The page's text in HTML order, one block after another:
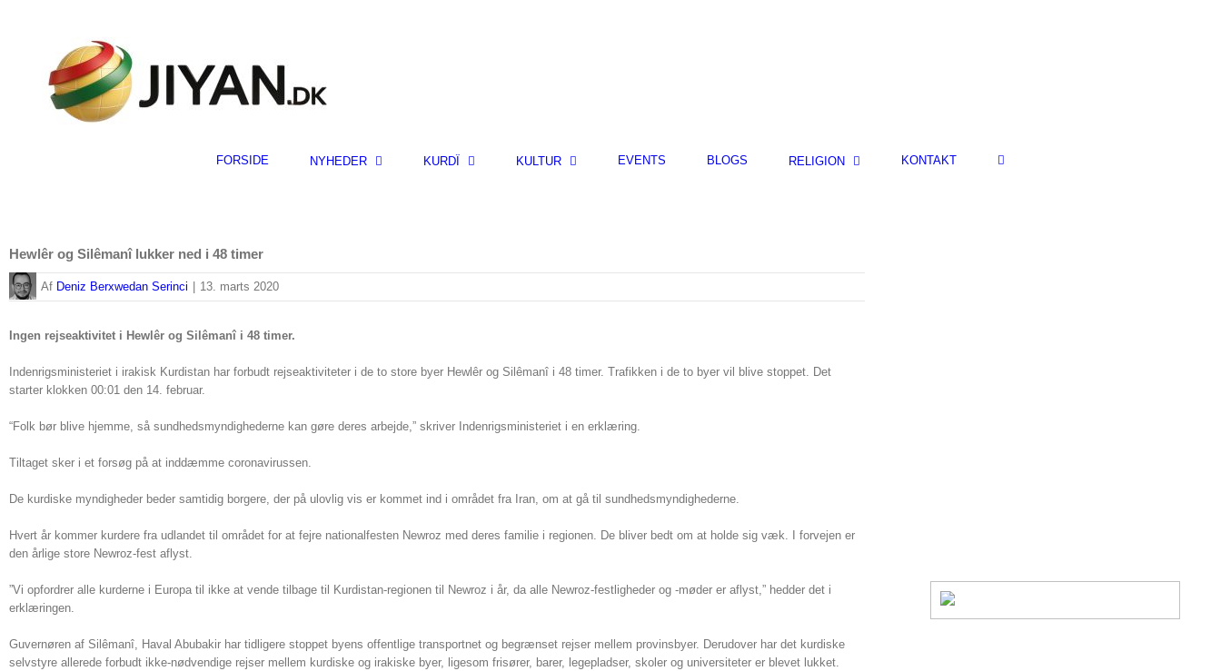
FORSIDE NYHEDER KURDÎ KULTUR EVENTS BLOGS RELIGION KONTAKT
Hewlêr og Silêmanî lukker ned i 48 timer
By Deniz Berxwedan Serinci 13. marts 2020
Ingen rejseaktivitet i Hewlêr og Silêmanî i 48 timer.
Indenrigsministeriet i irakisk Kurdistan har forbudt rejseaktiviteter i de to store byer Hewlêr og Silêmanî i 48 timer. Trafikken i de to byer vil blive stoppet. Det
starter klokken 00:01 den 14. februar.
“Folk bør blive hjemme, så sundhedsmyndighederne kan gøre deres arbejde,” skriver Indenrigsministeriet i en erklæring.
Tiltaget sker i et forsøg på at inddæmme coronavirussen.
De kurdiske myndigheder beder samtidig borgere, der på ulovlig vis er kommet ind i området fra Iran, om at gå til sundhedsmyndighederne.
Hvert år kommer kurdere fra udlandet til området for at fejre nationalfesten Newroz med deres familie i regionen. De bliver bedt om at holde sig væk. I forvejen er
den årlige store Newroz-fest aflyst.
”Vi opfordrer alle kurderne i Europa til ikke at vende tilbage til Kurdistan-regionen til Newroz i år, da alle Newroz-festligheder og -møder er aflyst,” hedder det i
erklæringen.
Guvernøren af Silêmanî, Haval Abubakir har tidligere stoppet byens offentlige transportnet og begrænset rejser mellem provinsbyer. Derudover har det kurdiske
selvstyre allerede forbudt ikke-nødvendige rejser mellem kurdiske og irakiske byer, ligesom frisører, barer, legepladser, skoler og universiteter er blevet lukket.